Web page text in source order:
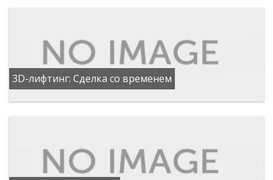
3D-лифтинг: Сделка со временем